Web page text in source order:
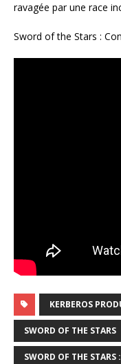
ravagée par une race
Sword of the Stars :
KERBEROS
SWORD OF THE STARS
SWORD OF THE